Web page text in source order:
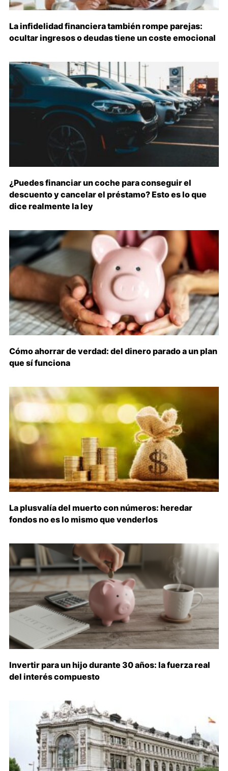
La infidelidad financiera también rompe parejas:
ocultar ingresos o deudas tiene un coste emocional
¿Puedes financiar un coche para conseguir el
descuento y cancelar el préstamo? Esto es lo que
dice realmente la ley
Cómo ahorrar de verdad: del dinero parado a un plan
que sí funciona
La plusvalía del muerto con números: heredar
fondos no es lo mismo que venderlos
Invertir para un hijo durante 30 años: la fuerza real
del interés compuesto